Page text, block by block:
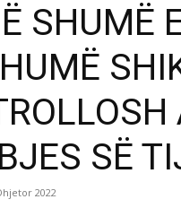
SHUMË
SË
2022